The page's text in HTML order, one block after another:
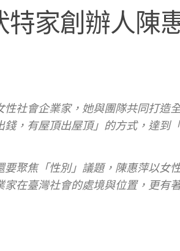
特家創辦人陳
社會企業家，她與團隊共同打造
錢，有屋頂出屋頂」的方式，達到
聚焦「性別」議題，陳惠萍以女
家在臺灣社會的處境與位置，更有